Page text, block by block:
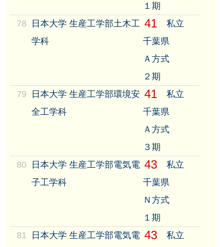
１期
78
日本大学 生産工学部土木工
学科
41
私立
千葉県
Ａ方式
２期
79
日本大学 生産工学部環境安
全工学科
41
私立
千葉県
Ａ方式
３期
80
日本大学 生産工学部電気電
子工学科
43
私立
千葉県
Ｎ方式
１期
81
日本大学 生産工学部電気電 43
私立